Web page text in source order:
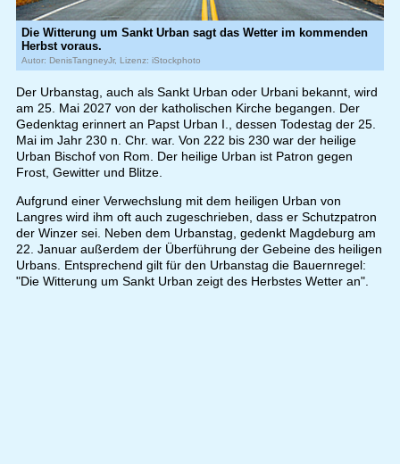
Die Witterung um Sankt Urban sagt das Wetter im kommenden
Herbst voraus.
Autor: DenisTangneyJr, Lizenz: iStockphoto
Der Urbanstag, auch als Sankt Urban oder Urbani bekannt, wird
am 25. Mai 2027 von der katholischen Kirche begangen. Der
Gedenktag erinnert an Papst Urban I., dessen Todestag der 25.
Mai im Jahr 230 n. Chr. war. Von 222 bis 230 war der heilige
Urban Bischof von Rom. Der heilige Urban ist Patron gegen
Frost, Gewitter und Blitze.
Aufgrund einer Verwechslung mit dem heiligen Urban von
Langres wird ihm oft auch zugeschrieben, dass er Schutzpatron
der Winzer sei. Neben dem Urbanstag, gedenkt Magdeburg am
22. Januar außerdem der Überführung der Gebeine des heiligen
Urbans. Entsprechend gilt für den Urbanstag die Bauernregel:
"Die Witterung um Sankt Urban zeigt des Herbstes Wetter an".